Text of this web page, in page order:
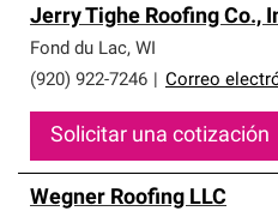
parte de una red exclusiva
que cumplen con altos
de profesionalismo y
Jerry Tighe Roofing Co.,
Fond du Lac, WI
(920) 922-7246
Correo
Solicitar una cotización
Wegner Roofing LLC